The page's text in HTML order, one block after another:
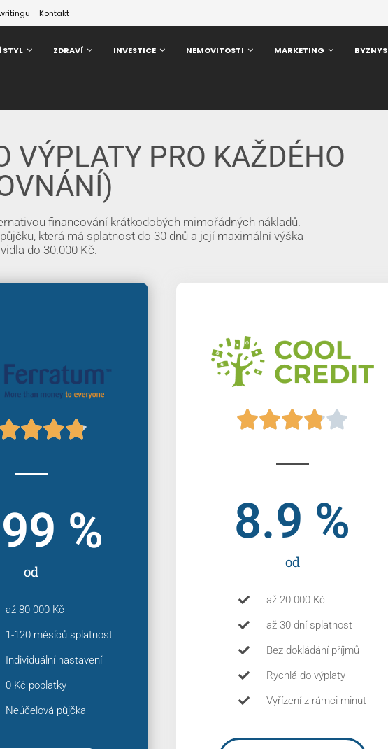
Kontakt
STYL ZDRAVÍ INVESTICE NEMOVITOSTI MARKETING BYZNYS
VÝPLATY PRO KAŽDÉHO
financování krátkodobých mimořádných nákladů.
která má splatnost do 30 dnů a její maximální výška
do 30.000 Kč.

od
%
až 80 000 Kč
1-120 měsíců splatnost
Individuální nastavení
0 Kč poplatky
Neúčelová půjčka

od
8.9 %
až 20 000 Kč
až 30 dní splatnost
Bez dokládání příjmů
Rychlá do výplaty
Vyřízení z rámci minut